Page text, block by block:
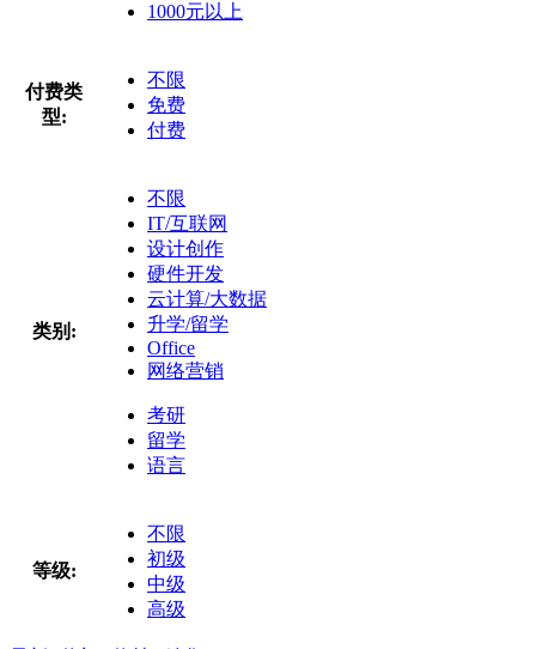
1000元以上
付费类
型:
不限
免费
付费
类别:
不限
IT/互联网
设计创作
硬件开发
云计算/大数据
升学/留学
Office
网络营销
考研
留学
语言
等级:
不限
初级
中级
高级